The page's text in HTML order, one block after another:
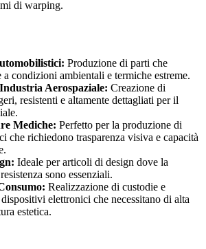
di warping.
Produzione di parti che
a condizioni ambientali e termiche estreme.
Aerospaziale: Creazione di
resistenti e altamente dettagliati per il
Mediche: Perfetto per la produzione di
che richiedono trasparenza visiva e capacità
Ideale per articoli di design dove la
sono essenziali.
Realizzazione di custodie e
elettronici che necessitano di alta
estetica.